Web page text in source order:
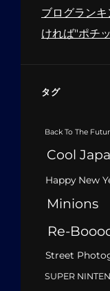
ブログラン
ければ"ポチ
タグ
Back To The
Cool
Happy New
Minions
Re-
Street
SUPER